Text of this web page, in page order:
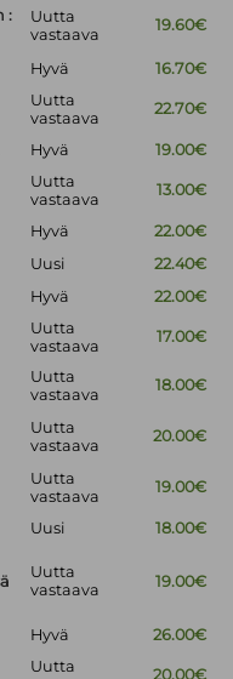
:
Uutta
vastaava
19.60€
Hyvä 16.70€
Uutta
vastaava
22.70€
Hyvä 19.00€
Uutta
vastaava
13.00€
Hyvä
22.00€
Uusi
22.40€
Hyvä 22.00€
Uutta
vastaava
17.00€
Uutta
vastaava
18.00€
Uutta
vastaava
20.00€
Uutta
vastaava
19.00€
Uusi
18.00€
Uutta
vastaava
19.00€
Hyvä 26.00€
Uutta
20.00€